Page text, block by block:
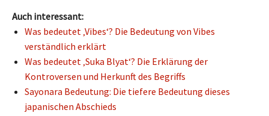
Auch interessant:
Was bedeutet ‚Vibes‘? Die Bedeutung von Vibes
verständlich erklärt
Was bedeutet ‚Suka Blyat‘? Die Erklärung der
Kontroversen und Herkunft des Begriffs
Sayonara Bedeutung: Die tiefere Bedeutung dieses
japanischen Abschieds